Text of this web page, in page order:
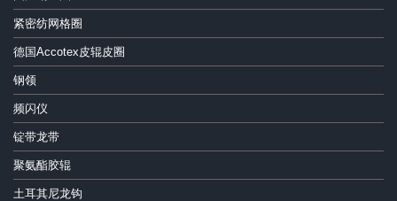
紧密纺网格圈
德国Accotex皮辊皮圈
钢领
频闪仪
锭带龙带
聚氨酯胶辊
土耳其尼龙钩